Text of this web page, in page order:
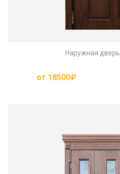
Наружная дверь
от 18500₽